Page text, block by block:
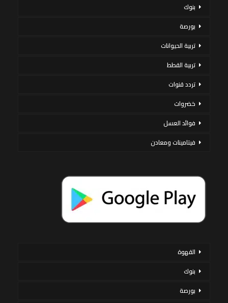
بنوك
بورصة
تربية الحيوانات
تربية القطط
تردد قنوات
خضروات
فوائد العسل
فيتامينات ومعادن
القهوة
بنوك
بورصة